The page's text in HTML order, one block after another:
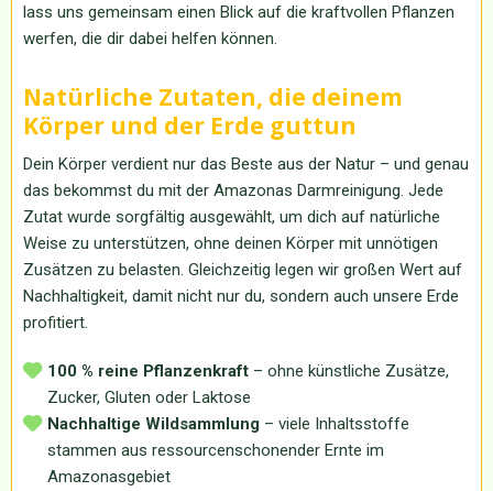
lass uns gemeinsam einen Blick auf die kraftvollen Pflanzen
werfen, die dir dabei helfen können.
Natürliche Zutaten, die deinem
Körper und der Erde guttun
Dein Körper verdient nur das Beste aus der Natur – und genau
das bekommst du mit der Amazonas Darmreinigung. Jede
Zutat wurde sorgfältig ausgewählt, um dich auf natürliche
Weise zu unterstützen, ohne deinen Körper mit unnötigen
Zusätzen zu belasten. Gleichzeitig legen wir großen Wert auf
Nachhaltigkeit, damit nicht nur du, sondern auch unsere Erde
profitiert.
100 % reine Pflanzenkraft – ohne künstliche Zusätze,
Zucker, Gluten oder Laktose
Nachhaltige Wildsammlung – viele Inhaltsstoffe
stammen aus ressourcenschonender Ernte im
Amazonasgebiet